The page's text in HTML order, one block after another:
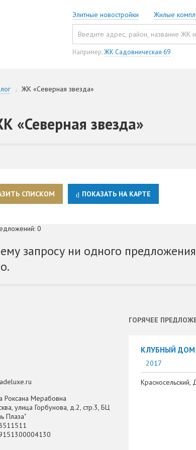
Элитные новостройки Жилые
Например,ЖК Садовническая 69
ЖК «Северная звезда»
«Северная звезда»
СПИСКОМ ПОКАЗАТЬ НА КАРТЕ
0
запросу ни одного
Роксана Мерабовна
улица Горбунова, д.2, стр.3, БЦ
Плаза"
ГОРЯЧЕЕ
КЛУБНЫЙ ДОМ
2017